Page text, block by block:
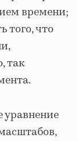
времени;
того, что
так
уравнение